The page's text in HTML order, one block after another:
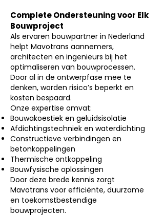
Complete Ondersteuning voor Elk
Bouwproject
Als ervaren bouwpartner in Nederland
helpt Mavotrans aannemers,
architecten en ingenieurs bij het
optimaliseren van bouwprocessen.
Door al in de ontwerpfase mee te
denken, worden risico’s beperkt en
kosten bespaard.
Onze expertise omvat:
Bouwakoestiek en geluidsisolatie
Afdichtingstechniek en waterdichting
Constructieve verbindingen en
betonkoppelingen
Thermische ontkoppeling
Bouwfysische oplossingen
Door deze brede kennis zorgt
Mavotrans voor efficiënte, duurzame
en toekomstbestendige
bouwprojecten.